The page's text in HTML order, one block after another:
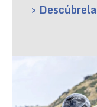
> Descúbrela